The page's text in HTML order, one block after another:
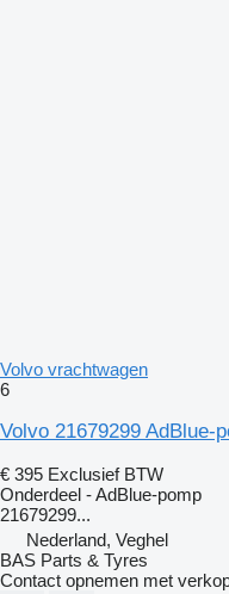
Volvo vrachtwagen
6
Volvo 21679299 AdBlue-
€ 395 Exclusief BTW
Onderdeel - AdBlue-pomp
21679299...
Nederland, Veghel
BAS Parts & Tyres
Contact opnemen met